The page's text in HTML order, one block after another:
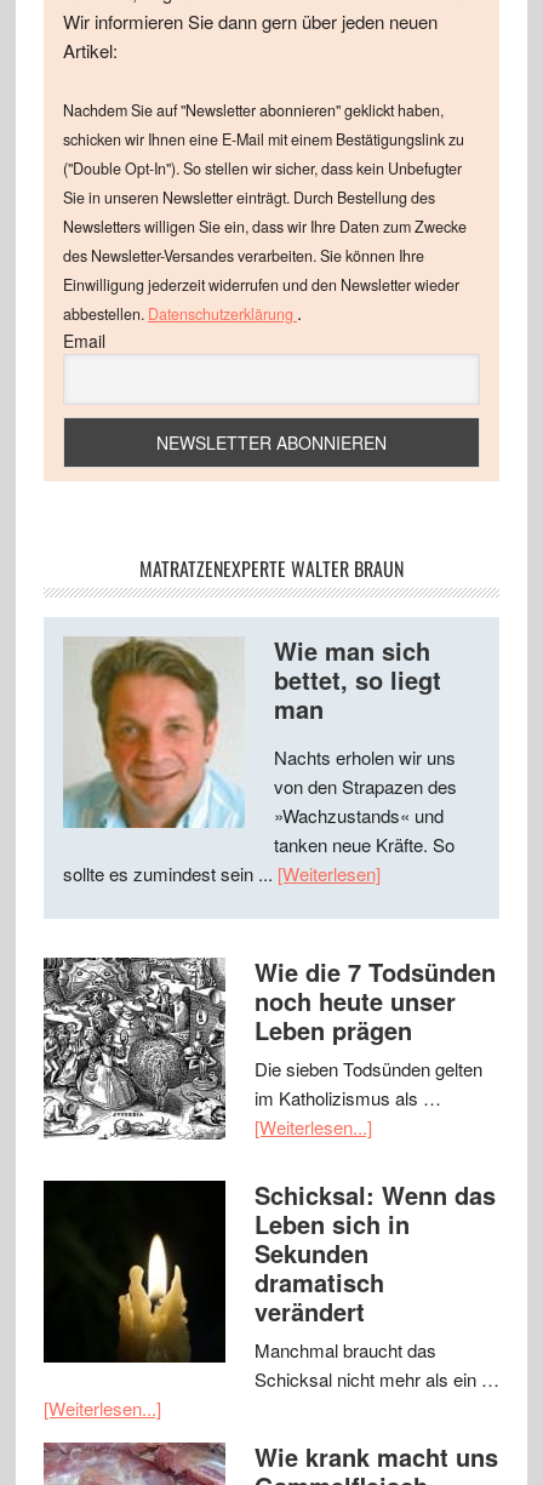
Wir informieren Sie dann gern über jeden neuen
Artikel:
Nachdem Sie auf "Newsletter abonnieren" geklickt haben,
schicken wir Ihnen eine E-Mail mit einem Bestätigungslink zu
("Double Opt-In"). So stellen wir sicher, dass kein Unbefugter
Sie in unseren Newsletter einträgt. Durch Bestellung des
Newsletters willigen Sie ein, dass wir Ihre Daten zum Zwecke
des Newsletter-Versandes verarbeiten. Sie können Ihre
Einwilligung jederzeit widerrufen und den Newsletter wieder
abbestellen. Datenschutzerklärung .
Email
MATRATZENEXPERTE WALTER BRAUN
Wie man sich
bettet, so liegt
man
Nachts erholen wir uns
von den Strapazen des
»Wachzustands« und
tanken neue Kräfte. So
sollte es zumindest sein ... [Weiterlesen]
Wie die 7 Todsünden
noch heute unser
Leben prägen
Die sieben Todsünden gelten
im Katholizismus als …
[Weiterlesen...]
Schicksal: Wenn das
Leben sich in
Sekunden
dramatisch
verändert
Manchmal braucht das
Schicksal nicht mehr als ein …
[Weiterlesen...]
Wie krank macht uns